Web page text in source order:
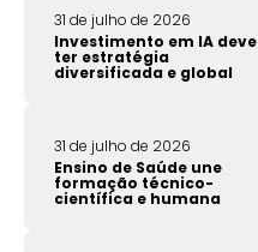
31 de julho de 2026
Investimento em IA deve
ter estratégia
diversificada e global
31 de julho de 2026
Ensino de Saúde une
formação técnico-
científica e humana